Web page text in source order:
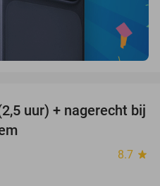
34%
uur) + nagerecht bij
8.7 star